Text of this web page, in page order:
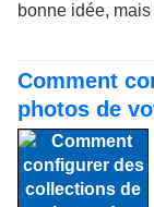
bonne idée,
Comment
photos de